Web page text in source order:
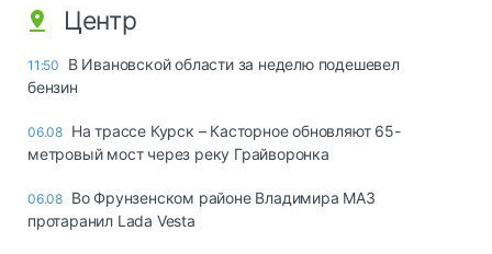
Центр
11:50
В Ивановской области за неделю подешевел
бензин
06.08 На трассе Курск – Касторное обновляют 65-
метровый мост через реку Грайворонка
06.08 Во Фрунзенском районе Владимира МАЗ
протаранил Lada Vesta